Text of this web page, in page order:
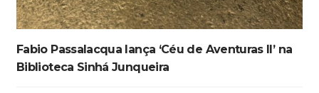
Fabio Passalacqua lança ‘Céu de Aventuras II’ na
Biblioteca Sinhá Junqueira